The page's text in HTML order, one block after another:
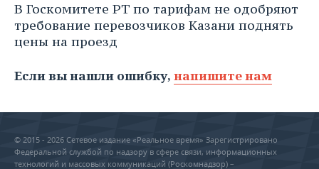
В Госкомитете РТ по тарифам не одобряют
требование перевозчиков Казани поднять
цены на проезд
Если вы нашли ошибку, напишите нам
© 2015 - 2026 Сетевое издание «Реальное время» Зарегистрировано
Федеральной службой по надзору в сфере связи, информационных
технологий и массовых коммуникаций (Роскомнадзор) –